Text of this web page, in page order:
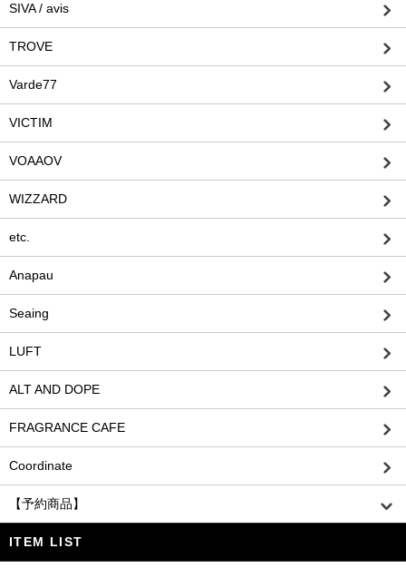
SIVA / avis
TROVE
Varde77
VICTIM
VOAAOV
WIZZARD
etc.
Anapau
Seaing
LUFT
ALT AND DOPE
FRAGRANCE CAFE
Coordinate
【予約商品】
ITEM LIST